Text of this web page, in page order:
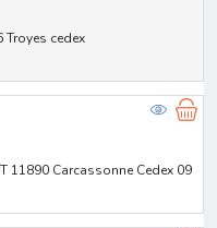
cedex
11890 Carcassonne Cedex 09